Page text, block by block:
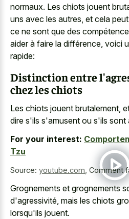
normaux. Les chiots jouent
uns avec les autres, et cela
ce ne sont que des
aider à faire la différence, voici
rapide:
Distinction entre
chez les chiots
Les chiots jouent brutalement,
dire s'ils s'amusent ou s'ils sont
For your interest:
Tzu
Source: youtube.com Comment
Grognements et grognements
d'agressivité, mais les chiots
lorsqu'ils jouent.